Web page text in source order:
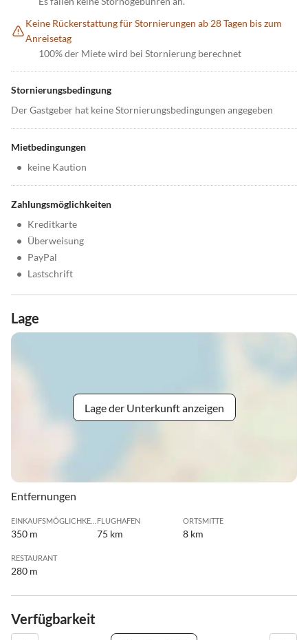
Keine Rückerstattung für Stornierungen ab 28 Tagen bis zum
Anreisetag
100% der Miete wird bei Stornierung berechnet
Stornierungsbedingung
Der Gastgeber hat keine Stornierungsbedingungen angegeben
Mietbedingungen
• keine Kaution
Zahlungsmöglichkeiten
• Kreditkarte
• Überweisung
• PayPal
• Lastschrift
Lage
Lage der Unterkunft anzeigen
Entfernungen
350 m
FLUGHAFEN
75 km
ORTSMITTE
8 km
RESTAURANT
280 m
Verfügbarkeit